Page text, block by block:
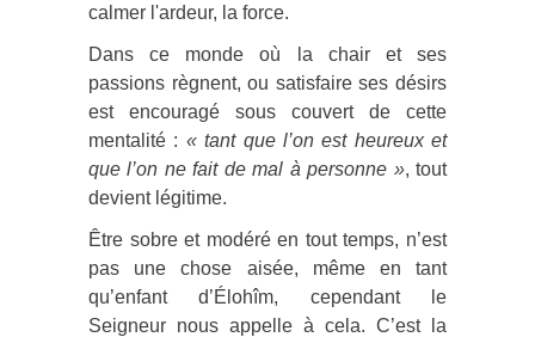
calmer l'ardeur, la force.
Dans ce monde où la chair et ses
passions règnent, ou satisfaire ses désirs
est encouragé sous couvert de cette
mentalité : « tant que l’on est heureux et
que l’on ne fait de mal à personne », tout
devient légitime.
Être sobre et modéré en tout temps, n’est
pas une chose aisée, même en tant
qu’enfant d’Élohîm, cependant le
Seigneur nous appelle à cela. C’est la